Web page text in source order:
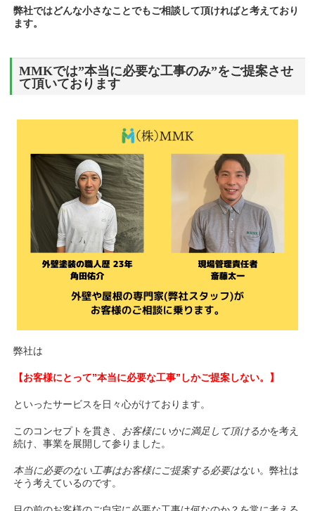
弊社ではどんな小さなことでもご相談して頂ければと考えており
ます。
MMKでは”本当に必要な工事のみ”をご提案させ
て頂いております
弊社は
【お客様にとって”本当に必要な工事”しかご提案しない。】
といったサービスを日々心がけております。
このコンセプトを貫き、 お客様にいかに満足して頂けるかを考え
続け、事業を展開して参りました。
本当に必要のない工事はお客様にご提案する必要はない。弊社は
そう考えているのです。